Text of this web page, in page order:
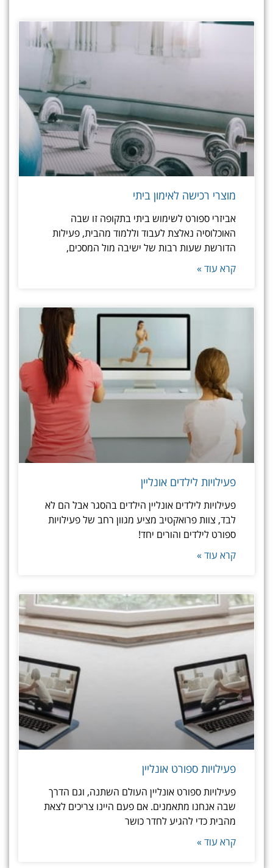
מוצרי רכישה לאימון ביתי
אביזרי ספורט לשימוש ביתי בתקופה זו שבה
האוכלוסיה נאלצת לעבוד וללמוד מהבית, פעילות
הדורשת שעות רבות של ישיבה מול המסכים,
קרא עוד »
פעילויות לילדים אונליין
פעילויות לילדים אונליין הילדים בהסגר אבל הם לא
לבד, צוות פרואקטיב מציע מגוון רחב של פעילויות
ספורט לילדים והורים יחד!
קרא עוד »
פעילויות ספורט אונליין
פעילויות ספורט אונליין העולם השתנה, וגם הדרך
שבה אנחנו מתאמנים. אם פעם היינו צריכים לצאת
מהבית כדי להגיע לחדר כושר
קרא עוד »